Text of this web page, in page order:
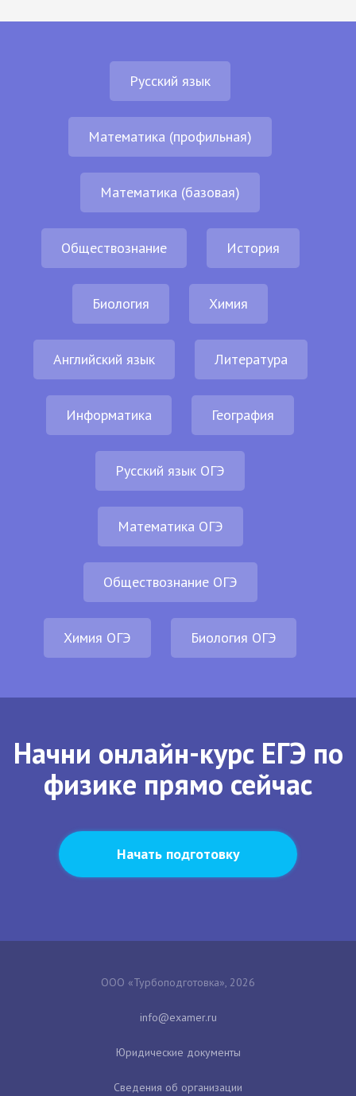
Русский язык
Математика (профильная)
Математика (базовая)
Обществознание История
Биология Химия
Английский язык Литература
Информатика География
Русский язык ОГЭ
Математика ОГЭ
Обществознание ОГЭ
Химия ОГЭ Биология ОГЭ
Начни онлайн-курс ЕГЭ по
физике прямо сейчас
Начать подготовку
ООО «Турбоподготовка», 2026
Юридические документы
Сведения об организации